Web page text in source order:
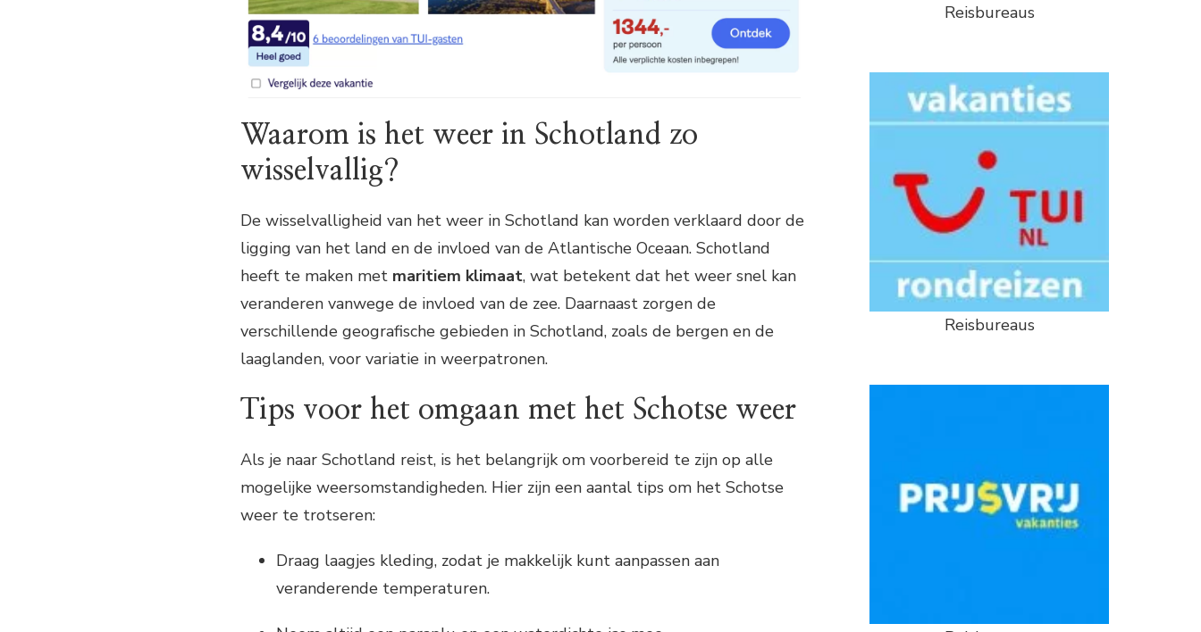
Waarom is het weer in Schotland zo
wisselvallig?
De wisselvalligheid van het weer in Schotland kan worden verklaard door de
ligging van het land en de invloed van de Atlantische Oceaan. Schotland
heeft te maken met maritiem klimaat, wat betekent dat het weer snel kan
veranderen vanwege de invloed van de zee. Daarnaast zorgen de
verschillende geografische gebieden in Schotland, zoals de bergen en de
laaglanden, voor variatie in weerpatronen.
Tips voor het omgaan met het Schotse weer
Als je naar Schotland reist, is het belangrijk om voorbereid te zijn op alle
mogelijke weersomstandigheden. Hier zijn een aantal tips om het Schotse
weer te trotseren:
Draag laagjes kleding, zodat je makkelijk kunt aanpassen aan
veranderende temperaturen.
Reisbureaus
Reisbureaus